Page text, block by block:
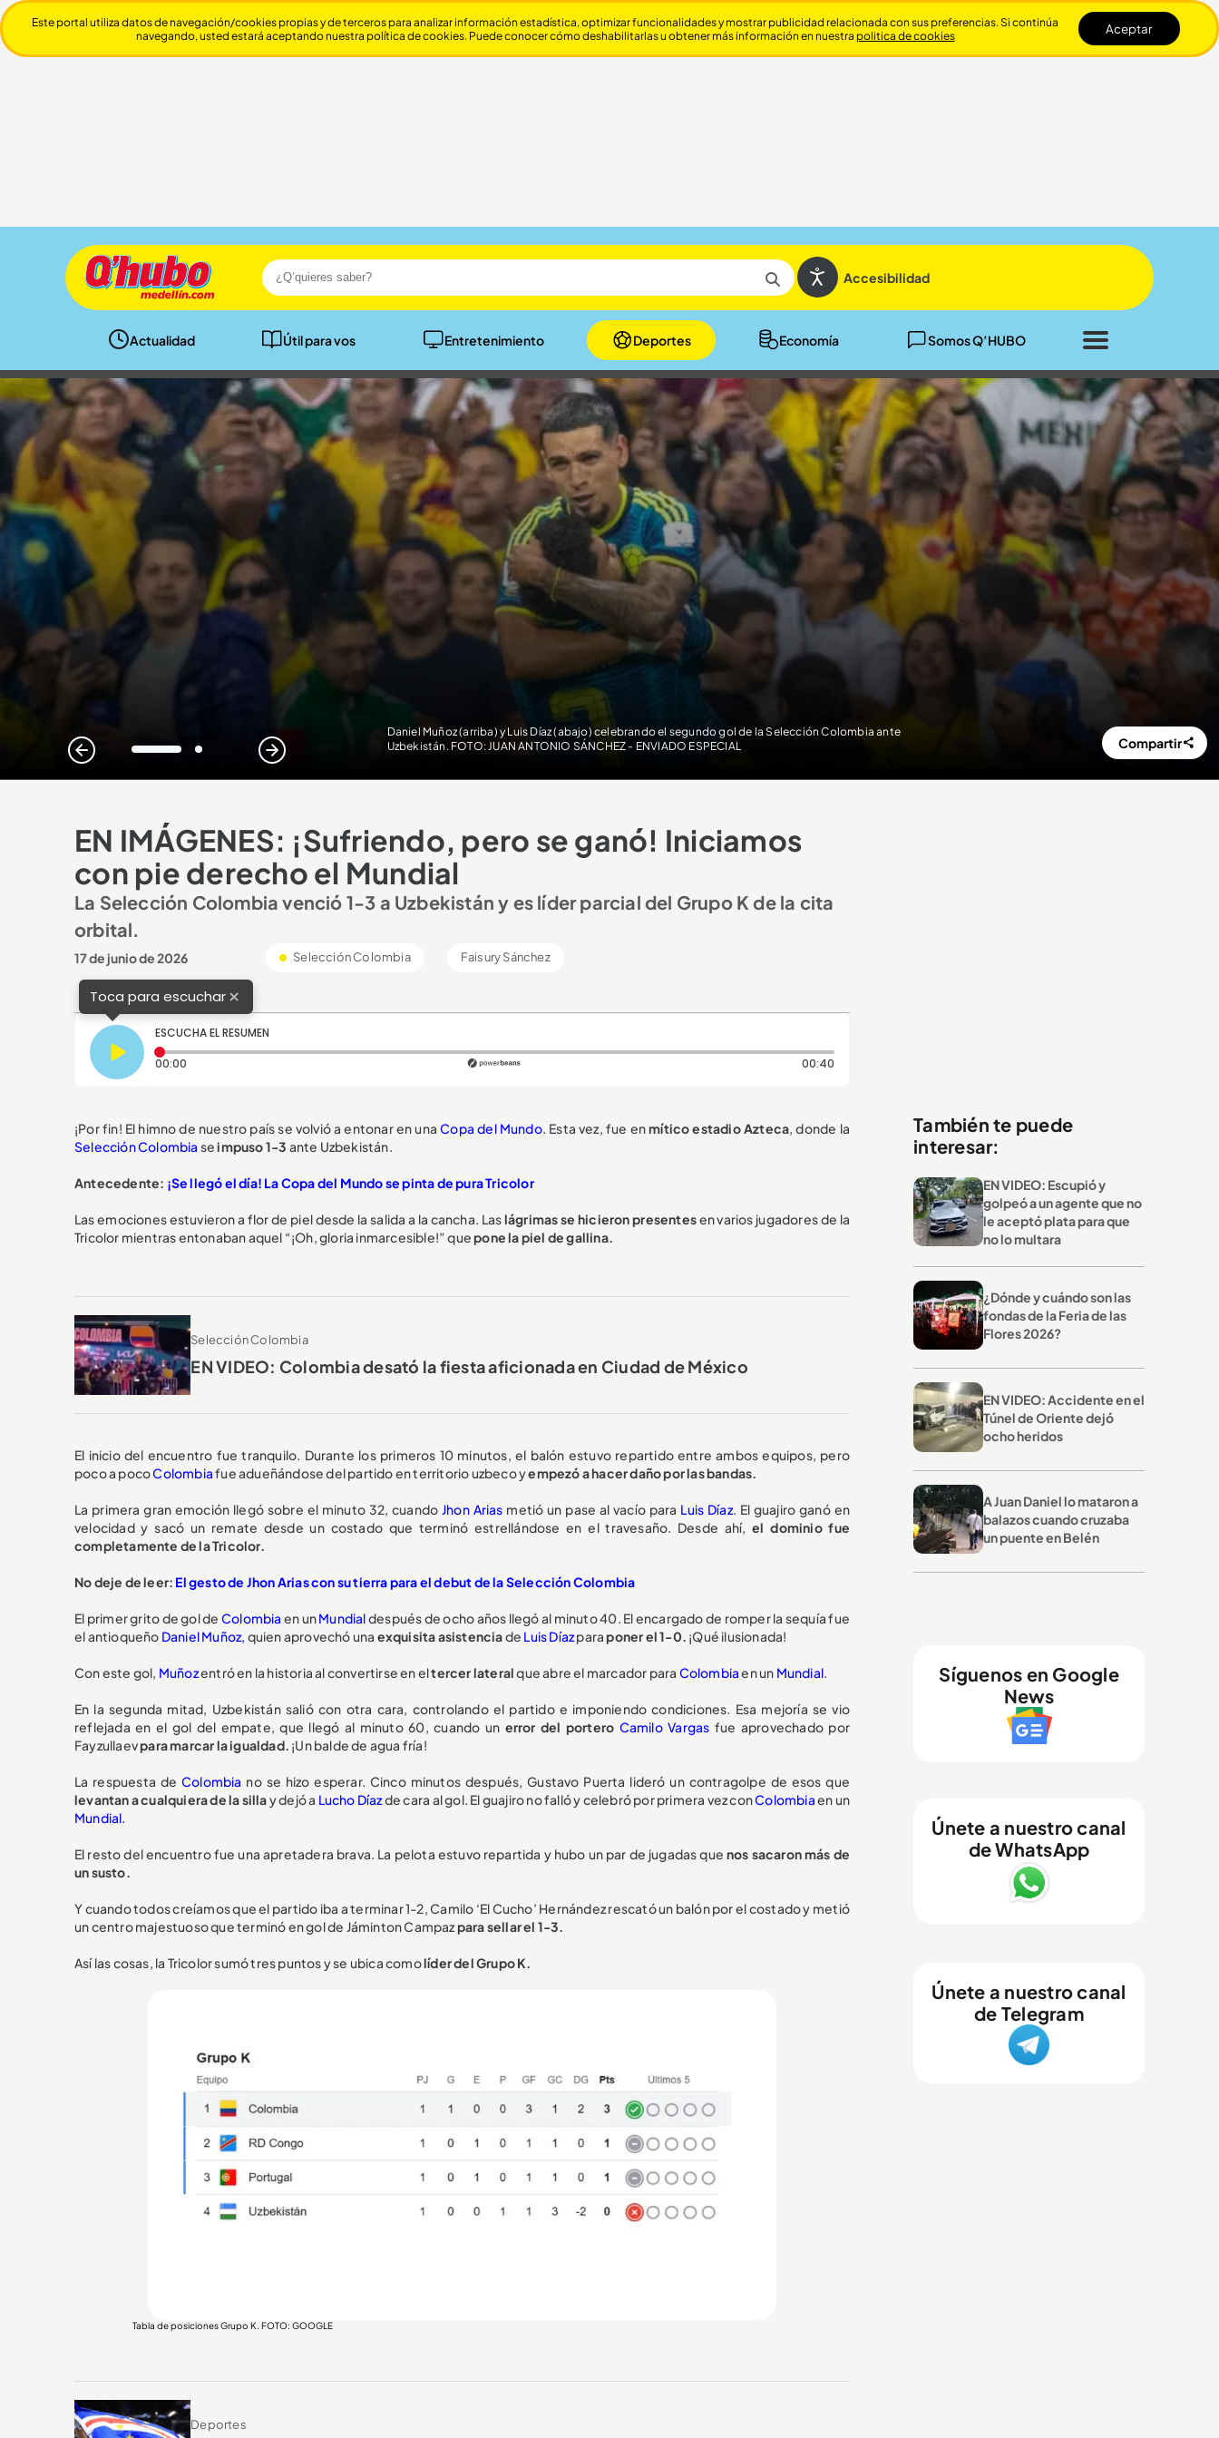
Accesibilidad
Actualidad Útil para vos Entretenimiento Deportes Economía Somos Q’HUBO
Cerrar
Daniel Muñoz (arriba) y Luis Díaz (abajo) celebrando el segundo gol de la Selección Colombia ante
Uzbekistán. FOTO: JUAN ANTONIO SÁNCHEZ - ENVIADO ESPECIAL
1 2
Compartir
EN IMÁGENES: ¡Sufriendo, pero se ganó! Iniciamos
con pie derecho el Mundial
La Selección Colombia venció 1-3 a Uzbekistán y es líder parcial del Grupo K de la cita
orbital.
17 de junio de 2026 Selección Colombia Faisury Sánchez
Toca para escuchar×
ESCUCHA EL RESUMEN
00:00
00:40Duración: 40 segundos
¡Por fin! El himno de nuestro país se volvió a entonar en unaCopa del Mundo. Esta vez, fue enmítico estadio Azteca, donde la
Selección Colombia seimpuso 1-3 ante Uzbekistán.
Antecedente: ¡Se llegó el día! La Copa del Mundo se pinta de pura Tricolor
Las emociones estuvieron a flor de piel desde la salida a la cancha. Laslágrimas se hicieron presentesen varios jugadores de la
Tricolor mientras entonaban aquel “¡Oh, gloria inmarcesible!” quepone la piel de gallina.
Selección Colombia
EN VIDEO: Colombia desató la fiesta aficionada en Ciudad de México
El inicio del encuentro fue tranquilo. Durante los primeros 10 minutos, el balón estuvo repartido entre ambos equipos, pero
poco a pocoColombiafue adueñándose del partido en territorio uzbeco yempezó a hacer daño por las bandas.
La primera gran emoción llegó sobre el minuto 32, cuandoJhon Arias metió un pase al vacío para Luis Díaz. El guajiro ganó en
velocidad y sacó un remate desde un costado que terminó estrellándose en el travesaño. Desde ahí, el dominio fue
completamente de la Tricolor.
No deje de leer: El gesto de Jhon Arias con su tierra para el debut de la Selección Colombia
El primer grito de gol de Colombia en unMundialdespués de ocho años llegó al minuto 40. El encargado de romper la sequía fue
el antioqueño Daniel Muñoz, quien aprovechó una exquisita asistenciade Luis Díazparaponer el 1-0. ¡Qué ilusionada!
Con este gol, Muñozentró en la historia al convertirse en eltercer lateralque abre el marcador para Colombiaen un Mundial.
En la segunda mitad, Uzbekistán salió con otra cara, controlando el partido e imponiendo condiciones. Esa mejoría se vio
reflejada en el gol del empate, que llegó al minuto 60, cuando un error del portero Camilo Vargas fue aprovechado por
Fayzullaevpara marcar la igualdad. ¡Un balde de agua fría!
La respuesta de Colombia no se hizo esperar. Cinco minutos después, Gustavo Puerta lideró un contragolpe de esos que
levantan a cualquiera de la sillay dejó a Lucho Díazde cara al gol. El guajiro no falló y celebró por primera vez conColombiaen un
Mundial.
El resto del encuentro fue una apretadera brava. La pelota estuvo repartida y hubo un par de jugadas quenos sacaron más de
un susto.
Y cuando todos creíamos que el partido iba a terminar 1-2, Camilo ‘El Cucho’ Hernández rescató un balón por el costado y metió
un centro majestuoso que terminó en gol de Jáminton Campazpara sellar el 1-3.
Así las cosas, la Tricolor sumó tres puntos y se ubica comolíder del Grupo K.
Tabla de posiciones Grupo K. FOTO: GOOGLE
Deportes
También te puede
interesar:
EN VIDEO: Escupió y
golpeó a un agente que no
le aceptó plata para que
no lo multara
¿Dónde y cuándo son las
fondas de la Feria de las
Flores 2026?
EN VIDEO: Accidente en el
Túnel de Oriente dejó
ocho heridos
A Juan Daniel lo mataron a
balazos cuando cruzaba
un puente en Belén
Síguenos en Google
News
Únete a nuestro canal
de WhatsApp
Únete a nuestro canal
de Telegram
Este portal utiliza datos de navegación/cookies propias y de terceros para analizar información estadística, optimizar funcionalidades y mostrar publicidad relacionada con sus preferencias. Si continúa
navegando, usted estará aceptando nuestra política de cookies. Puede conocer cómo deshabilitarlas u obtener más información en nuestra politica de cookies Aceptar